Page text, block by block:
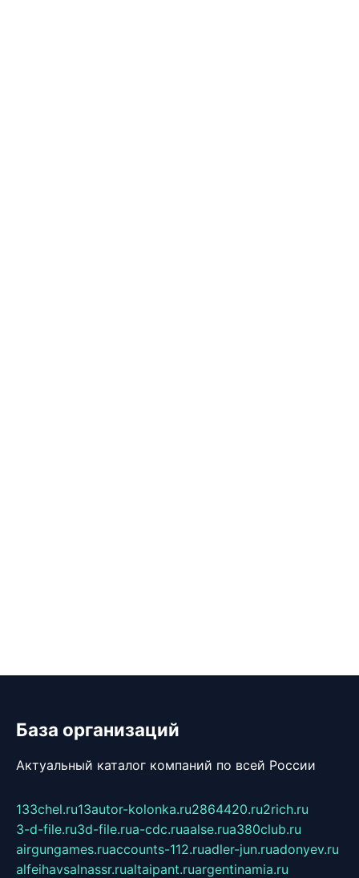
База организаций
Актуальный каталог компаний по всей России
133chel.ru13autor-kolonka.ru2864420.ru2rich.ru
3-d-file.ru3d-file.rua-cdc.ruaalse.rua380club.ru
airgungames.ruaccounts-112.ruadler-jun.ruadonyev.ru
alfeihavsalnassr.rualtaipant.ruargentinamia.ru